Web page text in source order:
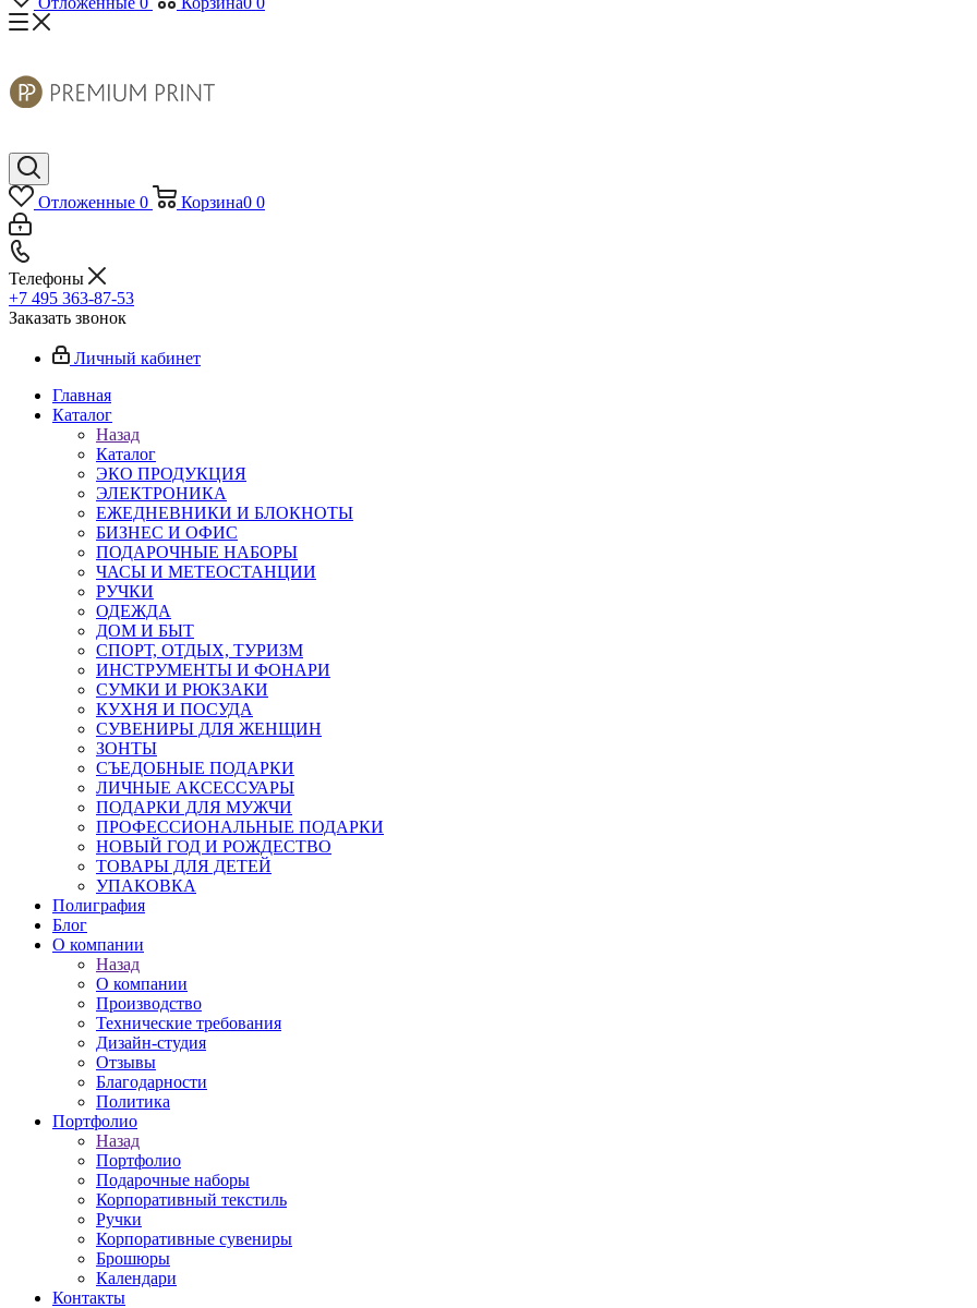
Отложенные 0 Корзина0 0
Телефоны
+7 495 363-87-53
Заказать звонок
Личный кабинет
Главная
Каталог
Назад
Каталог
ЭКО ПРОДУКЦИЯ
ЭЛЕКТРОНИКА
ЕЖЕДНЕВНИКИ И БЛОКНОТЫ
БИЗНЕС И ОФИС
ПОДАРОЧНЫЕ НАБОРЫ
ЧАСЫ И МЕТЕОСТАНЦИИ
РУЧКИ
ОДЕЖДА
ДОМ И БЫТ
СПОРТ, ОТДЫХ, ТУРИЗМ
ИНСТРУМЕНТЫ И ФОНАРИ
СУМКИ И РЮКЗАКИ
КУХНЯ И ПОСУДА
СУВЕНИРЫ ДЛЯ ЖЕНЩИН
ЗОНТЫ
СЪЕДОБНЫЕ ПОДАРКИ
ЛИЧНЫЕ АКСЕССУАРЫ
ПОДАРКИ ДЛЯ МУЖЧИ
ПРОФЕССИОНАЛЬНЫЕ ПОДАРКИ
НОВЫЙ ГОД И РОЖДЕСТВО
ТОВАРЫ ДЛЯ ДЕТЕЙ
УПАКОВКА
Полиграфия
Блог
О компании
Назад
О компании
Производство
Технические требования
Дизайн-студия
Отзывы
Благодарности
Политика
Портфолио
Назад
Портфолио
Подарочные наборы
Корпоративный текстиль
Ручки
Корпоративные сувениры
Брошюры
Календари
Контакты